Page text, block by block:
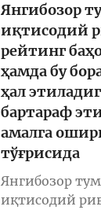
Янгибозор
иқтисодий
рейтинг
ҳамда бу
ҳал
бартараф
амалга
тўғрисида
Янгибозор
иқтисодий